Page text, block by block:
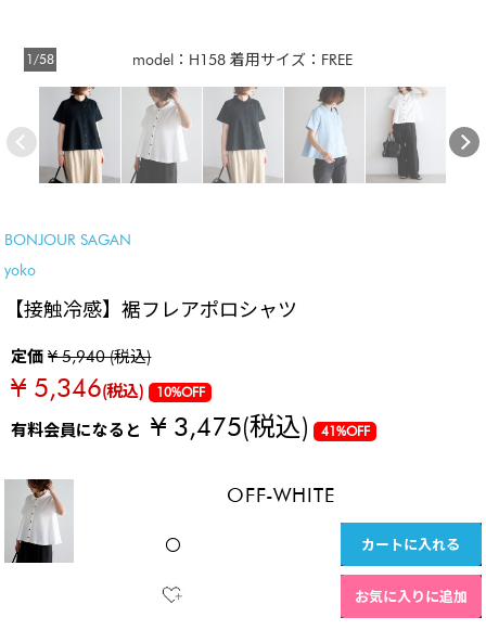
model：H158 着用サイズ：FREE
1/58
BONJOUR SAGAN
yoko
【接触冷感】裾フレアポロシャツ
定価¥ 5,940 (税込)
¥ 5,346(税込) 10%OFF
有料会員になると¥ 3,475(税込) 41%OFF
OFF-WHITE
〇 カートに入れる
お気に入りに追加